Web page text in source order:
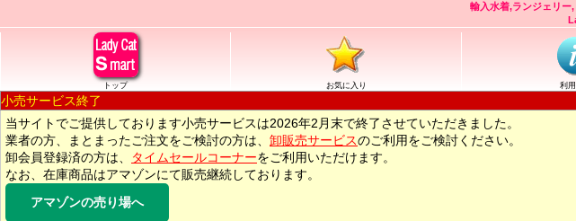
輸入水着,ランジェリー
トップ お気に入り 利
小売サービス終了
当サイトでご提供しております小売サービスは2026年2月末で終了させていただきました。
業者の方、まとまったご注文をご検討の方は、 卸販売サービスのご利用をご検討ください。
卸会員登録済の方は、
タイムセールコーナーをご利用いただけます。
なお、在庫商品はアマゾンにて販売継続しております。
アマゾンの売り場へ